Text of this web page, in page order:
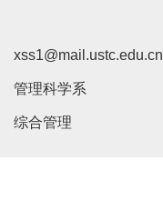
xss1@mail.ustc.edu.cn
管理科学系
综合管理